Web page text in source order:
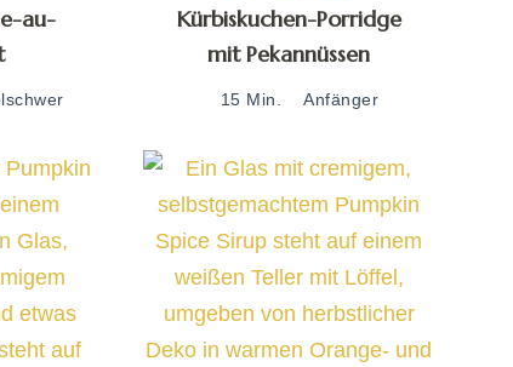
au-
Kürbiskuchen-Porridge
mit Pekannüssen
15 Min. Anfänger